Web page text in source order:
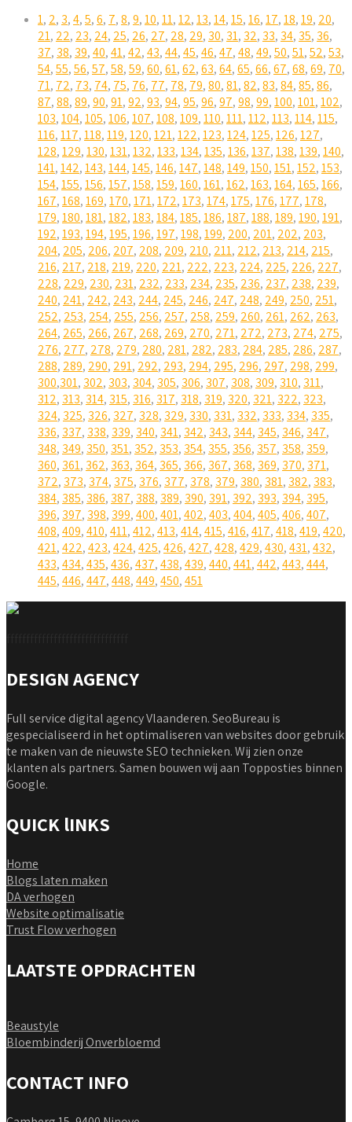
1, 2, 3,4,5,6, 7,8,9,10,11,12,13,14,15,16,17,18,19, 20,
21, 22, 23, 24, 25, 26, 27, 28, 29, 30, 31, 32, 33, 34, 35, 36,
37, 38, 39,40,41,42,43,44,45,46,47,48,49,50,51,52,53,
54,55,56,57,58,59,60,61,62,63,64,65,66,67,68,69, 70,
71, 72, 73, 74, 75, 76, 77, 78, 79,80,81,82,83,84,85,86,
87,88,89,90,91,92,93,94,95,96,97,98,99,100,101,102,
103,104,105,106,107,108,109,110,111,112,113,114,115,
116,117,118,119,120,121,122,123,124,125,126,127,
128,129,130,131,132,133,134,135,136,137,138,139,140,
141,142,143,144,145,146,147,148,149,150,151,152,153,
154,155,156,157,158,159,160,161,162,163,164,165,166,
167,168,169,170,171,172,173,174,175,176,177,178,
179,180,181,182,183,184,185,186,187,188,189,190,191,
192,193,194,195,196,197,198,199, 200, 201, 202, 203,
204, 205, 206, 207, 208, 209, 210, 211, 212, 213, 214, 215,
216, 217, 218, 219, 220, 221, 222, 223, 224, 225, 226, 227,
228, 229, 230, 231, 232, 233, 234, 235, 236, 237, 238, 239,
240, 241, 242, 243, 244, 245, 246, 247, 248, 249, 250, 251,
252, 253, 254, 255, 256, 257, 258, 259, 260, 261, 262, 263,
264, 265, 266, 267, 268, 269, 270, 271, 272, 273, 274, 275,
276, 277, 278, 279, 280, 281, 282, 283, 284, 285, 286, 287,
288, 289, 290, 291, 292, 293, 294, 295, 296, 297, 298, 299,
300,301, 302, 303, 304, 305, 306, 307, 308, 309, 310, 311,
312, 313, 314, 315, 316, 317, 318, 319, 320, 321, 322, 323,
324, 325, 326, 327, 328, 329, 330, 331, 332, 333, 334, 335,
336, 337, 338, 339, 340, 341, 342, 343, 344, 345, 346, 347,
348, 349, 350, 351, 352, 353, 354, 355, 356, 357, 358, 359,
360, 361, 362, 363, 364, 365, 366, 367, 368, 369, 370, 371,
372, 373, 374, 375, 376, 377, 378, 379, 380, 381, 382, 383,
384, 385, 386, 387, 388, 389, 390, 391, 392, 393, 394, 395,
396, 397, 398, 399,400,401,402,403,404,405,406,407,
408,409,410,411,412,413,414,415,416,417,418,419,420,
421,422,423,424,425,426,427,428,429,430,431,432,
433,434,435,436,437,438,439,440,441,442,443,444,
445,446,447,448,449,450,451
DESIGN AGENCY
Full service digital agency Vlaanderen. SeoBureau is
gespecialiseerd in het optimaliseren van websites door gebruik
te maken van de nieuwste SEO technieken. Wij zien onze
klanten als partners. Samen bouwen wij aan Topposties binnen
Google.
QUICK lINKS
Home
Blogs laten maken
DA verhogen
Website optimalisatie
Trust Flow verhogen
LAATSTE OPDRACHTEN
Beaustyle
Bloembinderij Onverbloemd
CONTACT INFO